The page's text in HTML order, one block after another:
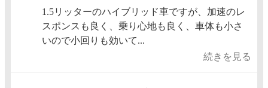
1.5リッターのハイブリッド車ですが、加速のレ
スポンスも良く、乗り心地も良く、車体も小さ
いので小回りも効いて...
続きを見る